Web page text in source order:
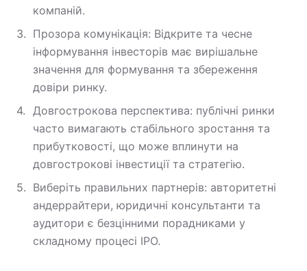
компаній.
Прозора комунікація: Відкрите та чесне
інформування інвесторів має вирішальне
значення для формування та збереження
довіри ринку.
Довгострокова перспектива: публічні ринки
часто вимагають стабільного зростання та
прибутковості, що може вплинути на
довгострокові інвестиції та стратегію.
Виберіть правильних партнерів: авторитетні
андеррайтери, юридичні консультанти та
аудитори є безцінними порадниками у
складному процесі IPO.